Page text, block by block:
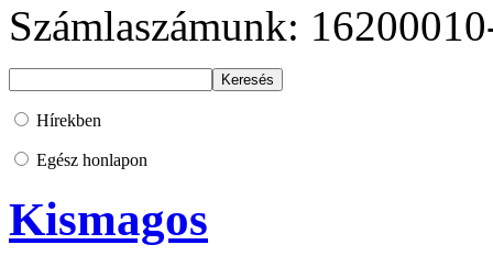
Számlaszámunk:
Hírekben
Egész honlapon
Kismagos